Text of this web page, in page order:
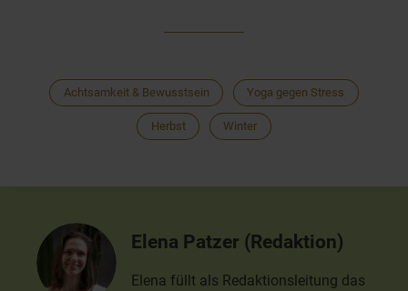
Achtsamkeit & Bewusstsein Yoga gegen Stress
Herbst Winter
Elena Patzer (Redaktion)
Elena füllt als Redaktionsleitung das